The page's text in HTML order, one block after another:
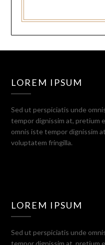
LOREM IPSUM
Sed ut perspiciatis unde
tempor dignissim at, pretium
omnis iste tempor dignissim
voluptatem fringilla.
LOREM IPSUM
Sed ut perspiciatis unde